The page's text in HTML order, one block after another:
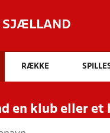
SJÆLLAND
Hvad
INDHOLD
RESULTATER,
HOLD
RÆKKE
en klub eller et